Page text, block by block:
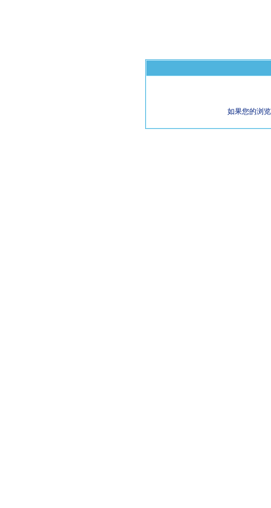
如果您的浏